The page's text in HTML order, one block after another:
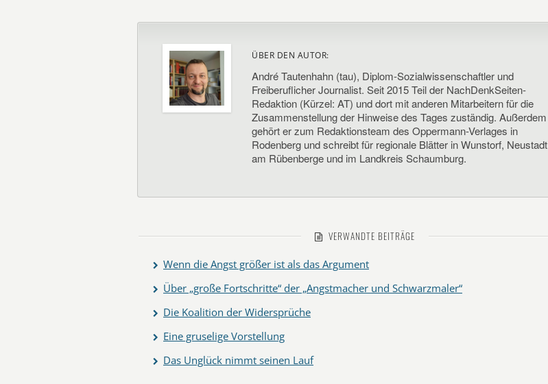
ÜBER DEN AUTOR:
André Tautenhahn (tau), Diplom-Sozialwissenschaftler und
Freiberuflicher Journalist. Seit 2015 Teil der NachDenkSeiten-
Redaktion (Kürzel: AT) und dort mit anderen Mitarbeitern für die
Zusammenstellung der Hinweise des Tages zuständig. Außerdem
gehört er zum Redaktionsteam des Oppermann-Verlages in
Rodenberg und schreibt für regionale Blätter in Wunstorf, Neustadt
am Rübenberge und im Landkreis Schaumburg.
VERWANDTE BEITRÄGE
Wenn die Angst größer ist als das Argument
Über „große Fortschritte“ der „Angstmacher und Schwarzmaler“
Die Koalition der Widersprüche
Eine gruselige Vorstellung
Das Unglück nimmt seinen Lauf